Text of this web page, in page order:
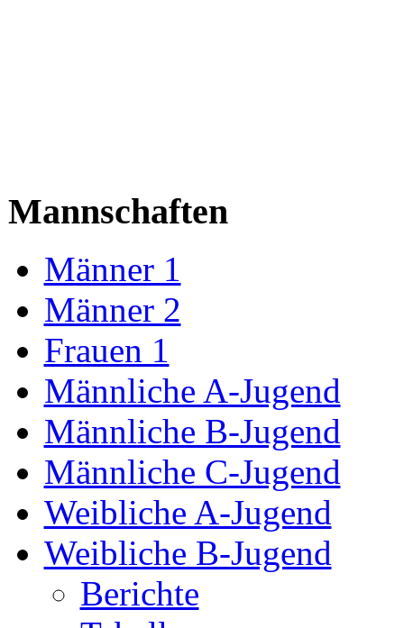
Mannschaften
Männer 1
Männer 2
Frauen 1
Männliche A-Jugend
Männliche B-Jugend
Männliche C-Jugend
Weibliche A-Jugend
Weibliche B-Jugend
Berichte